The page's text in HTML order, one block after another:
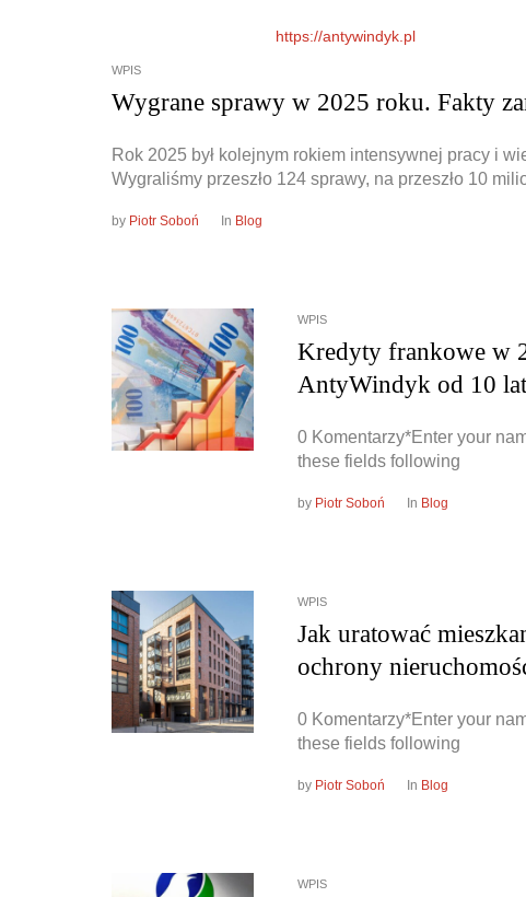
https://antywindyk.pl
WPIS
Wygrane sprawy w 2025 roku. Fakty
Rok 2025 był kolejnym rokiem intensywnej pracy i
Wygraliśmy przeszło 124 sprawy, na przeszło 10
by Piotr Soboń In Blog
WPIS
Kredyty frankowe w
AntyWindyk od 10
0 Komentarzy*Enter your
these fields following
by Piotr Soboń In Blog
WPIS
Jak uratować
ochrony
0 Komentarzy*Enter your
these fields following
by Piotr Soboń In Blog
WPIS